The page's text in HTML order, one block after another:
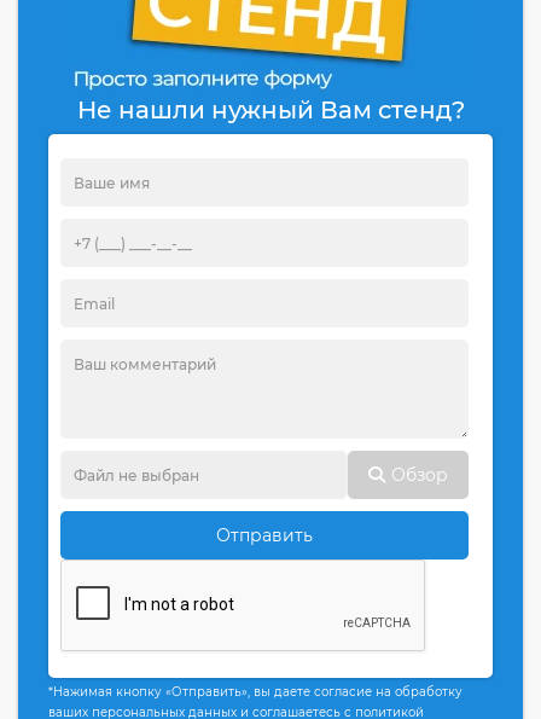
Не нашли нужный Вам стенд?
Обзор
Отправить
*Нажимая кнопку «Отправить», вы даете согласие на обработку
ваших персональных данных и соглашаетесь с политикой